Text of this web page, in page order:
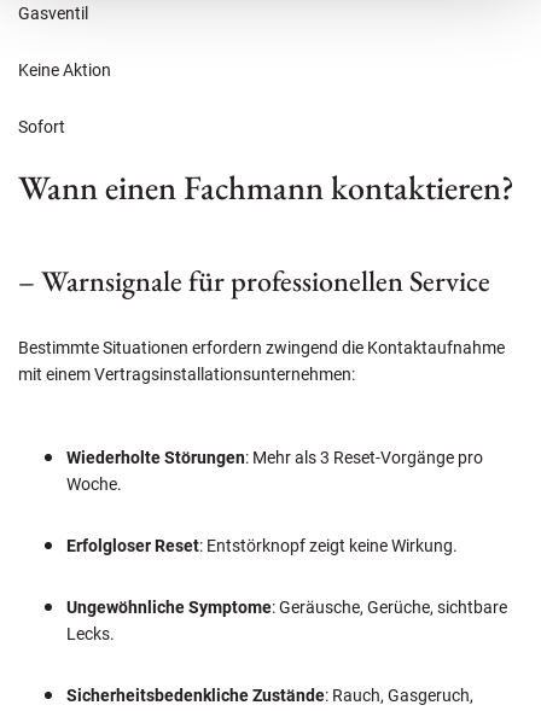
Gasventil
Keine Aktion
Sofort
Wann einen Fachmann kontaktieren?
– Warnsignale für professionellen Service
Bestimmte Situationen erfordern zwingend die Kontaktaufnahme
mit einem Vertragsinstallationsunternehmen:
Wiederholte Störungen: Mehr als 3 Reset-Vorgänge pro
Woche.
Erfolgloser Reset: Entstörknopf zeigt keine Wirkung.
Ungewöhnliche Symptome: Geräusche, Gerüche, sichtbare
Lecks.
Sicherheitsbedenkliche Zustände: Rauch, Gasgeruch,